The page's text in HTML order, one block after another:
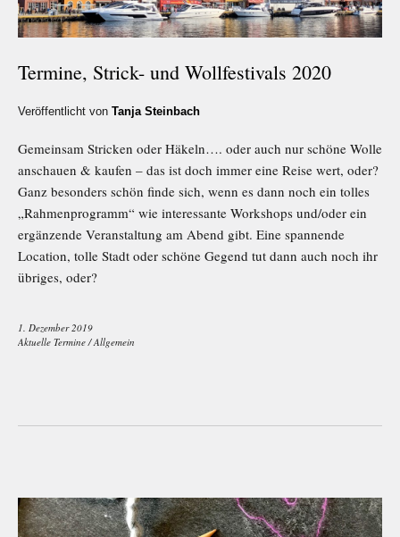
Termine, Strick- und Wollfestivals 2020
Veröffentlicht von Tanja Steinbach
Gemeinsam Stricken oder Häkeln…. oder auch nur schöne Wolle
anschauen & kaufen – das ist doch immer eine Reise wert, oder?
Ganz besonders schön finde sich, wenn es dann noch ein tolles
„Rahmenprogramm“ wie interessante Workshops und/oder ein
ergänzende Veranstaltung am Abend gibt. Eine spannende
Location, tolle Stadt oder schöne Gegend tut dann auch noch ihr
übriges, oder?
1. Dezember 2019
Aktuelle Termine /Allgemein